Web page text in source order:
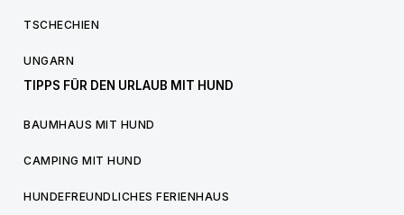
TSCHECHIEN
UNGARN
TIPPS FÜR DEN URLAUB MIT HUND
BAUMHAUS MIT HUND
CAMPING MIT HUND
HUNDEFREUNDLICHES FERIENHAUS